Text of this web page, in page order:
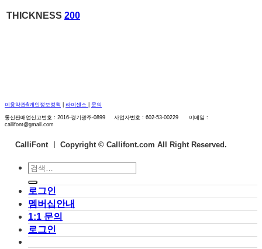
THICKNESS 200
이용약관&개인정보정책 라이센스 문의
통신판매업신고번호 : 2016-경기광주-0899 사업자번호 : 602-53-00229 이메일 :
callifont@gmail.com
CalliFont ㅣ Copyright © Callifont.com All Right Reserved.
검
색:
로그인
멤버십안내
1:1 문의
로그인